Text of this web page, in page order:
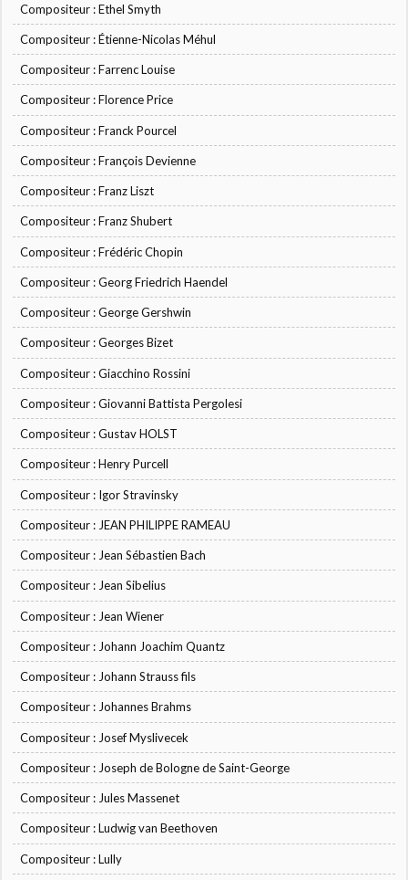
Compositeur : Ethel Smyth
Compositeur : Étienne-Nicolas Méhul
Compositeur : Farrenc Louise
Compositeur : Florence Price
Compositeur : Franck Pourcel
Compositeur : François Devienne
Compositeur : Franz Liszt
Compositeur : Franz Shubert
Compositeur : Frédéric Chopin
Compositeur : Georg Friedrich Haendel
Compositeur : George Gershwin
Compositeur : Georges Bizet
Compositeur : Giacchino Rossini
Compositeur : Giovanni Battista Pergolesi
Compositeur : Gustav HOLST
Compositeur : Henry Purcell
Compositeur : Igor Stravinsky
Compositeur : JEAN PHILIPPE RAMEAU
Compositeur : Jean Sébastien Bach
Compositeur : Jean Sibelius
Compositeur : Jean Wiener
Compositeur : Johann Joachim Quantz
Compositeur : Johann Strauss fils
Compositeur : Johannes Brahms
Compositeur : Josef Myslivecek
Compositeur : Joseph de Bologne de Saint-George
Compositeur : Jules Massenet
Compositeur : Ludwig van Beethoven
Compositeur : Lully